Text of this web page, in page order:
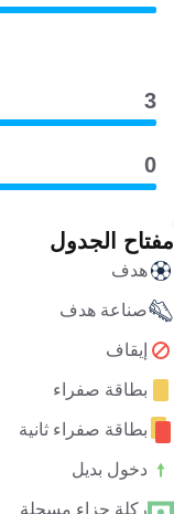
3
0
مفتاح الجدول
هدف
صناعة هدف
إيقاف
بطاقة صفراء
بطاقة صفراء ثانية
دخول بديل
ركلة جزاء مسجلة